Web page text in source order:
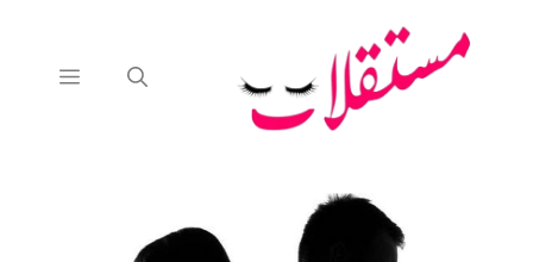
القائمة